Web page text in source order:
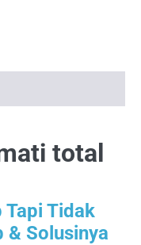
total
Tapi Tidak
& Solusinya